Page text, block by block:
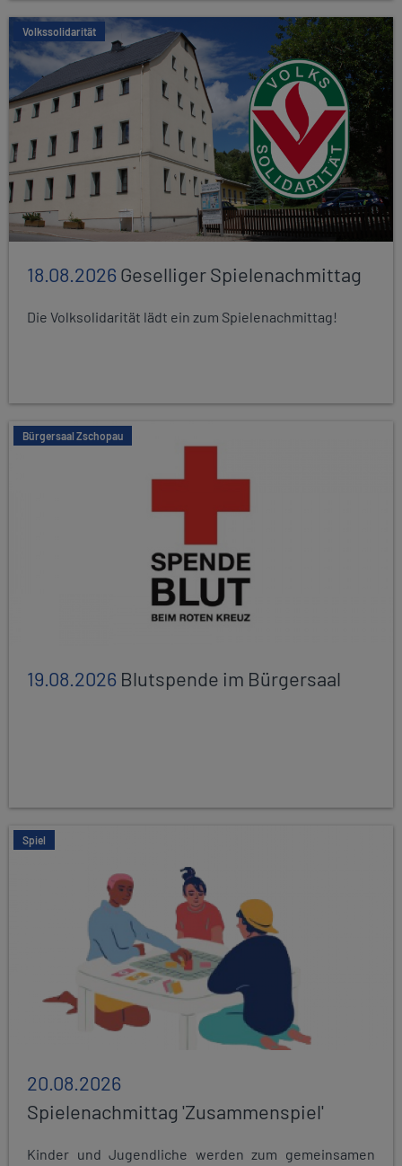
Volkssolidarität
18.08.2026Geselliger Spielenachmittag
Die Volksolidarität lädt ein zum Spielenachmittag!
Bürgersaal Zschopau
19.08.2026 Blutspende im Bürgersaal
Spiel
20.08.2026
Spielenachmittag 'Zusammenspiel'
Kinder und Jugendliche werden zum gemeinsamen